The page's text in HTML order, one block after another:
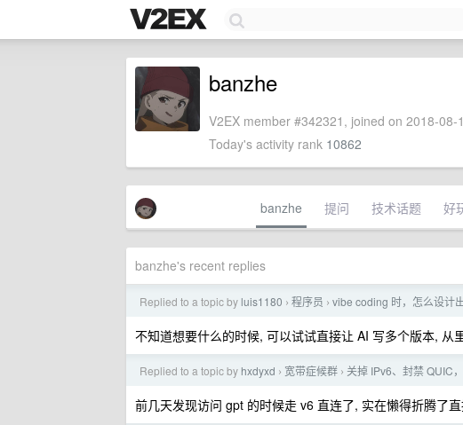
banzhe
V2EX member #342321, joined on 2018-08-
Today's activity rank 10862
banzhe 提问 技术话题 好
banzhe's recent replies
Replied to a topic by luis1180 › 程序员 › vibe coding 时，怎么设计
不知道想要什么的时候, 可以试试直接让 AI 写多个版本, 从
Replied to a topic by hxdyxd › 宽带症候群 › 关掉 IPv6、封禁 QUIC
前几天发现访问 gpt 的时候走 v6 直连了, 实在懒得折腾了